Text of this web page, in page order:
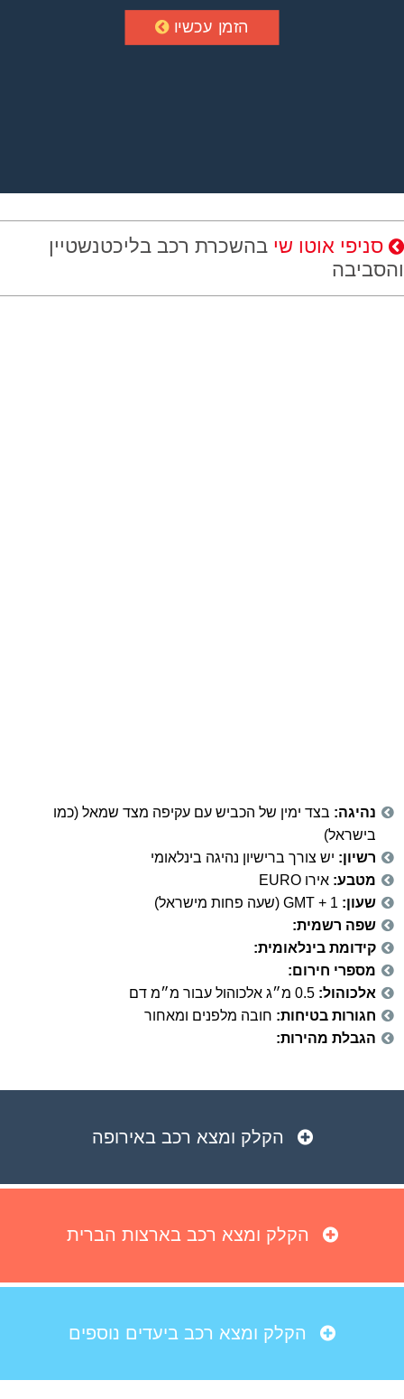
הזמן עכשיו
סניפי אוטו שי בהשכרת רכב בליכטנשטיין
והסביבה
נהיגה: בצד ימין של הכביש עם עקיפה מצד שמאל (כמו
בישראל)
רשיון: יש צורך ברישיון נהיגה בינלאומי
מטבע: אירו EURO
שעון: GMT + 1 (שעה פחות מישראל)
שפה רשמית:
קידומת בינלאומית:
מספרי חירום:
אלכוהול: 0.5 מ״ג אלכוהול עבור מ״מ דם
חגורות בטיחות: חובה מלפנים ומאחור
הגבלת מהירות:
הקלק ומצא רכב באירופה
הקלק ומצא רכב בארצות הברית
הקלק ומצא רכב ביעדים נוספים